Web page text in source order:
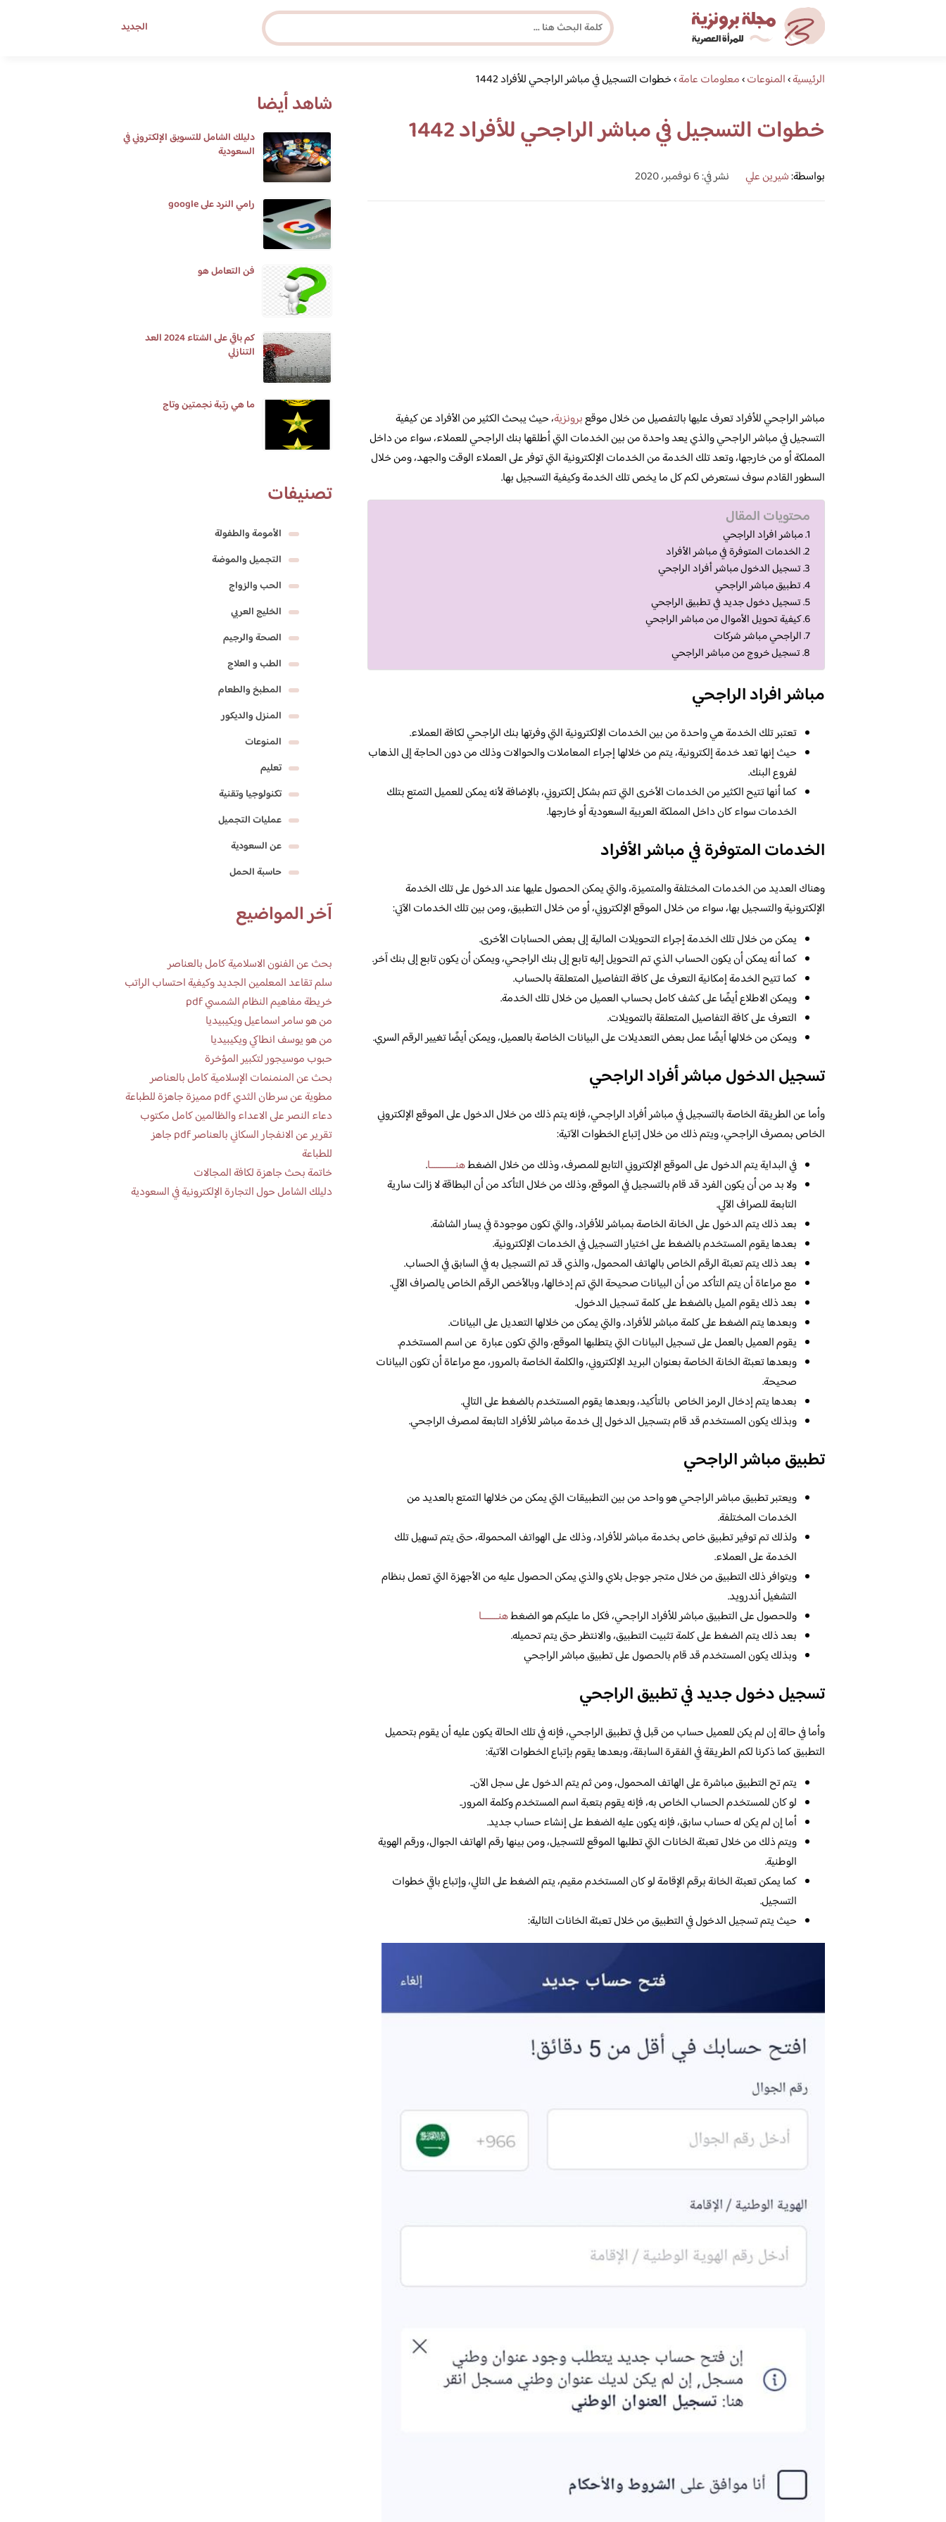
الجديد
مجلة برونزية للفتاة العصرية
ابحث عن أي موضوع يهمك
الرئيسية›المنوعات›معلومات عامة›خطوات التسجيل في مباشر الراجحي للأفراد 1442
خطوات التسجيل في مباشر الراجحي للأفراد 1442
بواسطة:شيرين علي نشر في: 6 نوفمبر، 2020
مباشر الراجحي للأفراد تعرف عليها بالتفصيل من خلال موقعبرونزية، حيث يبحث الكثير من الأفراد عن كيفية
التسجيل في مباشر الراجحي والذي يعد واحدة من بين الخدمات التي أطلقها بنك الراجحي للعملاء، سواء من داخل
المملكة أو من خارجها، وتعد تلك الخدمة من الخدمات الإلكترونية التي توفر على العملاء الوقت والجهد، ومن خلال
السطور القادم سوف نستعرض لكم كل ما يخص تلك الخدمة وكيفية التسجيل بها.
محتويات المقال
مباشر افراد الراجحي
الخدمات المتوفرة في مباشر الأفراد
تسجيل الدخول مباشر أفراد الراجحي
تطبيق مباشر الراجحي
تسجيل دخول جديد في تطبيق الراجحي
كيفية تحويل الأموال من مباشر الراجحي
الراجحي مباشر شركات
تسجيل خروج من مباشر الراجحي
مباشر افراد الراجحي
تعتبر تلك الخدمة هي واحدة من بين الخدمات الإلكترونية التي وفرتها بنك الراجحي لكافة العملاء.
حيث إنها تعد خدمة إلكترونية، يتم من خلالها إجراء المعاملات والحوالات وذلك من دون الحاجة إلى الذهاب
لفروع البنك.
كما أنها تتيح الكثير من الخدمات الأخرى التي تتم بشكل إلكتروني، بالإضافة لأنه يمكن للعميل التمتع بتلك
الخدمات سواء كان داخل المملكة العربية السعودية أو خارجها.
الخدمات المتوفرة في مباشر الأفراد
وهناك العديد من الخدمات المختلفة والمتميزة، والتي يمكن الحصول عليها عند الدخول على تلك الخدمة
الإلكترونية والتسجيل بها، سواء من خلال الموقع الإلكتروني، أو من خلال التطبيق، ومن بين تلك الخدمات الآتي:
يمكن من خلال تلك الخدمة إجراء التحويلات المالية إلى بعض الحسابات الأخرى.
كما أنه يمكن أن يكون الحساب الذي تم التحويل إليه تابع إلى بنك الراجحي، ويمكن أن يكون تابع إلى بنك آخر.
كما تتيح الخدمة إمكانية التعرف على كافة التفاصيل المتعلقة بالحساب.
ويمكن الاطلاع أيضًا على كشف كامل بحساب العميل من خلال تلك الخدمة.
التعرف على كافة التفاصيل المتعلقة بالتمويلات.
ويمكن من خلالها أيضًا عمل بعض التعديلات على البيانات الخاصة بالعميل، ويمكن أيضًا تغيير الرقم السري.
تسجيل الدخول مباشر أفراد الراجحي
وأما عن الطريقة الخاصة بالتسجيل في مباشر أفراد الراجحي، فإنه يتم ذلك من خلال الدخول على الموقع الإلكتروني
الخاص بمصرف الراجحي، ويتم ذلك من خلال إتباع الخطوات الآتية:
في البداية يتم الدخول على الموقع الإلكتروني التابع للمصرف، وذلك من خلال الضغطهنــــــــــــا.
ولا بد من أن يكون الفرد قد قام بالتسجيل في الموقع، وذلك من خلال التأكد من أن البطاقة لا زالت سارية
التابعة للصراف الآلي.
بعد ذلك يتم الدخول على الخانة الخاصة بمباشر للأفراد، والتي تكون موجودة في يسار الشاشة.
بعدها يقوم المستخدم بالضغط على اختيار التسجيل في الخدمات الإلكترونية.
بعد ذلك يتم تعبئة الرقم الخاص بالهاتف المحمول، والذي قد تم التسجيل به في السابق في الحساب.
مع مراعاة أن يتم التأكد من أن البيانات صحيحة التي تم إدخالها، وبالأخص الرقم الخاص يالصراف الآلي.
بعد ذلك يقوم الميل بالضغط على كلمة تسجيل الدخول.
وبعدها يتم الضغط على كلمة مباشر للأفراد، والتي يمكن من خلالها التعديل على البيانات.
يقوم العميل بالعمل على تسجيل البيانات التي يتطلبها الموقع، والتي تكون عبارة عن اسم المستخدم.
وبعدها تعبئة الخانة الخاصة بعنوان البريد الإلكتروني، والكلمة الخاصة بالمرور، مع مراعاة أن تكون البيانات
صحيحة.
بعدها يتم إدخال الرمز الخاص بالتأكيد، وبعدها يقوم المستخدم بالضغط على التالي.
وبذلك يكون المستخدم قد قام بتسجيل الدخول إلى خدمة مباشر للأفراد التابعة لمصرف الراجحي.
تطبيق مباشر الراجحي
ويعتبر تطبيق مباشر الراجحي هو واحد من بين التطبيقات التي يمكن من خلالها التمتع بالعديد من
الخدمات المختلفة.
ولذلك تم توفير تطبيق خاص بخدمة مباشر للأفراد، وذلك على الهواتف المحمولة، حتى يتم تسهيل تلك
الخدمة على العملاء.
ويتوافر ذلك التطبيق من خلال متجر جوجل بلاي والذي يمكن الحصول عليه من الأجهزة التي تعمل بنظام
التشغيل أندرويد.
وللحصول على التطبيق مباشر للأفراد الراجحي، فكل ما عليكم هو الضغطهنــــــــا
بعد ذلك يتم الضغط على كلمة تثبيت التطبيق، والانتظر حتى يتم تحميله.
وبذلك يكون المستخدم قد قام بالحصول على تطبيق مباشر الراجحي
تسجيل دخول جديد في تطبيق الراجحي
وأما في حالة إن لم يكن للعميل حساب من قبل في تطبيق الراجحي، فإنه في تلك الحالة يكون عليه أن يقوم بتحميل
التطبيق كما ذكرنا لكم الطريقة في الفقرة السابقة، وبعدها يقوم بإتباع الخطوات الآتية:
يتم تح التطبيق مباشرة على الهاتف المحمول، ومن ثم يتم الدخول على سجل الآن..
لو كان للمستخدم الحساب الخاص به، فإنه يقوم بتعبة اسم المستخدم وكلمة المرور..
أما إن لم يكن له حساب سابق، فإنه يكون عليه الضغط على إنشاء حساب جديد.
ويتم ذلك من خلال تعبئة الخانات التي تطلبها الموقع للتسجيل، ومن بينها رقم الهاتف الجوال، ورقم الهوية
الوطنية.
كما يمكن تعبئة الخانة برقم الإقامة لو كان المستخدم مقيم، يتم الضغط على التالي، وإتباع باقي خطوات
التسجيل.
حيث يتم تسجيل الدخول في التطبيق من خلال تعبئة الخانات التالية:
شاهد أيضا
دليلك الشامل للتسويق الإلكتروني في
السعودية
رامي النرد على google
فن التعامل هو
كم باقي على الشتاء 2024 العد
التنازلي
ما هي رتبة نجمتين وتاج
تصنيفات
الأمومة والطفولة
التجميل والموضة
الحب والزواج
الخليج العربي
الصحة والرجيم
الطب و العلاج
المطبخ والطعام
المنزل والديكور
المنوعات
تعليم
تكنولوجيا وتقنية
عمليات التجميل
عن السعودية
حاسبة الحمل
آخر المواضيع
بحث عن الفنون الاسلامية كامل بالعناصر
سلم تقاعد المعلمين الجديد وكيفية احتساب الراتب
خريطة مفاهيم النظام الشمسي pdf
من هو سامر اسماعيل ويكيبيديا
من هو يوسف انطاكي ويكيبيديا
حبوب موسيجور لتكبير المؤخرة
بحث عن المنمنمات الإسلامية كامل بالعناصر
مطوية عن سرطان الثدي pdf مميزة جاهزة للطباعة
دعاء النصر على الاعداء والظالمين كامل مكتوب
تقرير عن الانفجار السكاني بالعناصر pdf جاهز
للطباعة
خاتمة بحث جاهزة لكافة المجالات
دليلك الشامل حول التجارة الإلكترونية في السعودية